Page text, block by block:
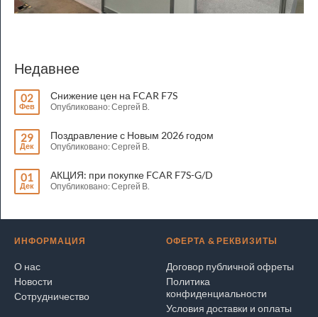
Недавнее
02
Фев
Снижение цен на FCAR F7S
Опубликовано: Сергей В.
29
Дек
Поздравление с Новым 2026 годом
Опубликовано: Сергей В.
01
Дек
АКЦИЯ: при покупке FCAR F7S-G/D
Опубликовано: Сергей В.
ИНФОРМАЦИЯ
О нас
Новости
Сотрудничество
ОФЕРТА & РЕКВИЗИТЫ
Договор публичной офреты
Политика
конфиденциальности
Условия доставки и оплаты